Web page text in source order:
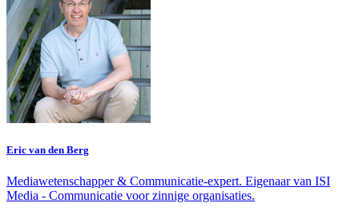
Eric van den Berg
Mediawetenschapper & Communicatie-expert. Eigenaar van ISI
Media - Communicatie voor zinnige organisaties.